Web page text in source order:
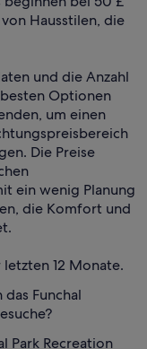
Hausstilen, die
und die Anzahl
Optionen
um einen
Die Preise
ein wenig Planung
die Komfort und
12 Monate.
Funchal
Park Recreation